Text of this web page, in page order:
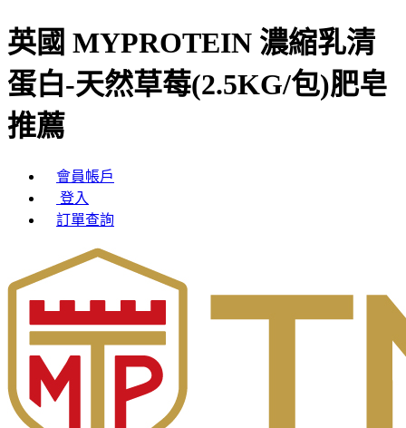
英國 MYPROTEIN 濃縮乳清
蛋白-天然草莓(2.5KG/包)肥皂
推薦
會員帳戶
登入
訂單查詢